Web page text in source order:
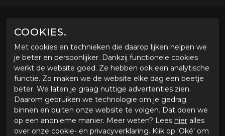
COOKIES.
Met cookies en technieken die daarop lijken helpen we
je beter en persoonlijker. Dankzij functionele cookies
werkt de website goed. Ze hebben ook een analytische
functie. Zo maken we de website elke dag een beetje
beter. We laten je graag nuttige advertenties zien.
Daarom gebruiken we technologie om je gedrag
binnen en buiten onze website te volgen. Dat doen we
op een anonieme manier. Meer weten? Lees hier alles
over onze cookie- en privacyverklaring. Klik op 'Oké' om